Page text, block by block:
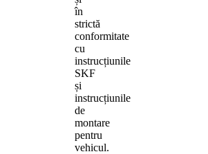
în
strictă
conformitate
cu
instrucțiunile
SKF
și
instrucțiunile
de
montare
pentru
vehicul.